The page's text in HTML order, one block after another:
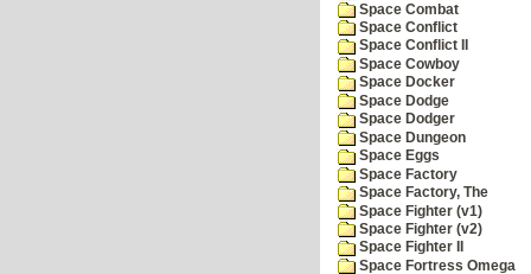
Space Combat
Space Conflict
Space Conflict II
Space Cowboy
Space Docker
Space Dodge
Space Dodger
Space Dungeon
Space Eggs
Space Factory
Space Factory, The
Space Fighter (v1)
Space Fighter (v2)
Space Fighter II
Space Fortress Omega